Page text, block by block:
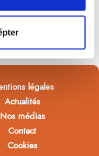
légales
Actualités
Nos médias
Contact
Cookies